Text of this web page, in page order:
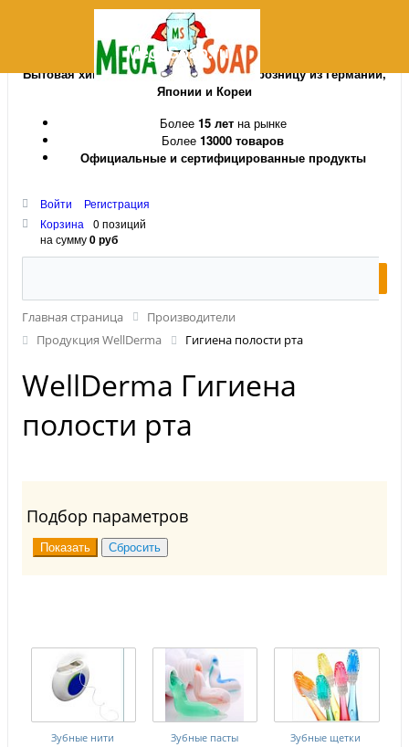
MegaSoap.ru
Бытовая химия и косметика оптом и в розницу из Германии,
Японии и Кореи
Более 15 летна рынке
Более 13000 товаров
Официальные и сертифицированные продукты
Войти
Регистрация
Корзина
0 позиций
на сумму0 руб
Главная страница
Производители
Продукция WellDerma
Гигиена полости рта
WellDerma Гигиена
полости рта
Подбор параметров
Зубные нити Зубные пасты Зубные щетки